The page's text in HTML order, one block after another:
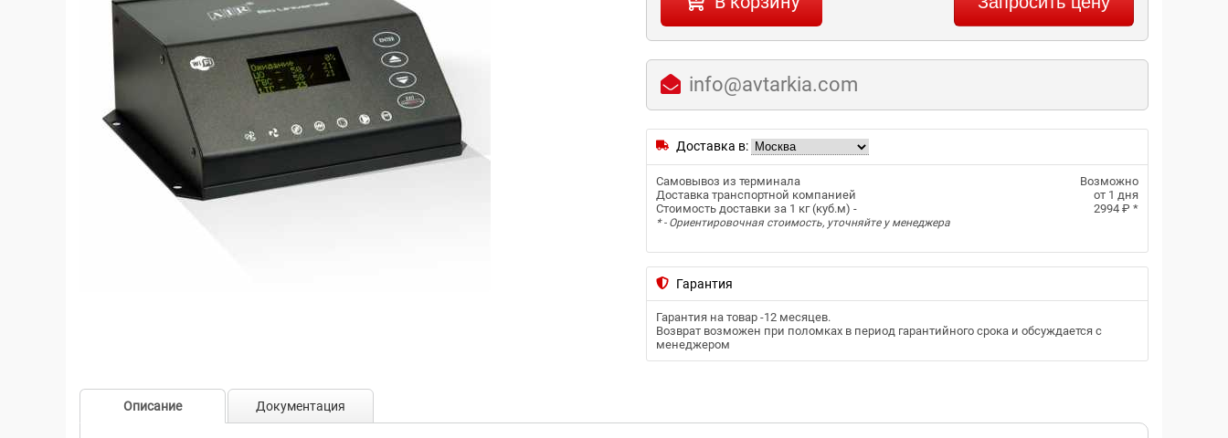
info@avtarkia.com
Доставка в:
Самовывоз из терминала
Возможно
Доставка транспортной компанией
от 1 дня
Стоимость доставки за 1 кг (куб.м) -
2994 ₽ *
* - Ориентировочная стоимость, уточняйте у менеджера
Гарантия
Гарантия на товар -12 месяцев.
Возврат возможен при поломках в период гарантийного срока и обсуждается с
менеджером
Описание Документация